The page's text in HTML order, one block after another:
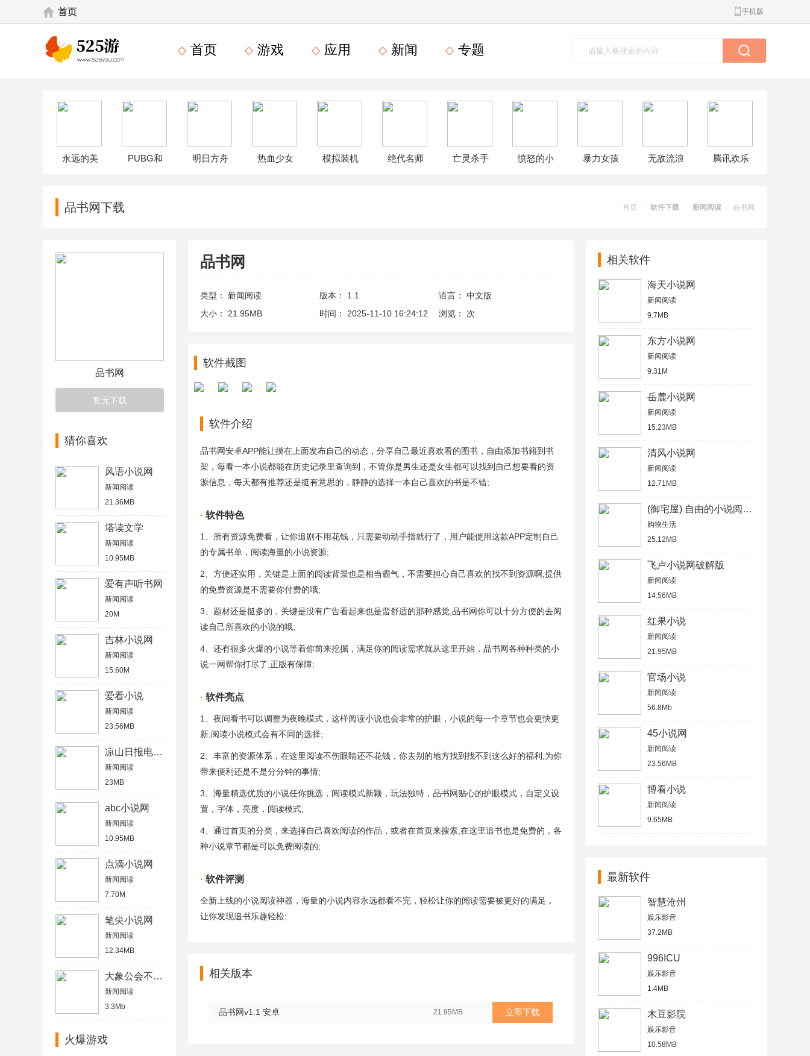
首页 手机版
首页 游戏 应用 新闻 专题
永远的美
解版
PUBG和 明日方舟 热血少女 模拟装机 绝代名师 亡灵杀手 愤怒的小 暴力女孩 无敌流浪 腾讯欢乐
版
首页 > 软件下载 > 新闻阅读 > 品书网
品书网下载
品书网
暂无下载
猜你喜欢
风语小说网
新闻阅读
21.36MB
塔读文学
新闻阅读
10.95MB
爱有声听书网
新闻阅读
20M
吉林小说网
新闻阅读
15.60M
爱看小说
新闻阅读
23.56MB
凉山日报电子版
新闻阅读
23MB
abc小说网
新闻阅读
10.95MB
点滴小说网
新闻阅读
7.70M
笔尖小说网
新闻阅读
12.34MB
大象公会不更新版
新闻阅读
3.3Mb
火爆游戏
品书网
类型： 新闻阅读 版本： 1.1 语言：
中文版
大小：
21.95MB 时间： 2025-11-10 16:24:12 浏览： 次
软件截图
软件介绍
品书网安卓APP能让摸在上面发布自己的动态，分享自己最近喜欢看的图书，自由添加书籍到书
架，每看一本小说都能在历史记录里查询到，不管你是男生还是女生都可以找到自己想要看的资
源信息，每天都有推荐还是挺有意思的，静静的选择一本自己喜欢的书是不错;
软件特色
1、所有资源免费看，让你追剧不用花钱，只需要动动手指就行了，用户能使用这款APP定制自己
的专属书单，阅读海量的小说资源;
2、方便还实用，关键是上面的阅读背景也是相当霸气，不需要担心自己喜欢的找不到资源啊,提供
的免费资源是不需要你付费的哦;
3、题材还是挺多的，关键是没有广告看起来也是蛮舒适的那种感觉,品书网你可以十分方便的去阅
读自己所喜欢的小说的哦;
4、还有很多火爆的小说等着你前来挖掘，满足你的阅读需求就从这里开始，品书网各种种类的小
说一网帮你打尽了,正版有保障;
软件亮点
1、夜间看书可以调整为夜晚模式，这样阅读小说也会非常的护眼，小说的每一个章节也会更快更
新,阅读小说模式会有不同的选择;
2、丰富的资源体系，在这里阅读不伤眼睛还不花钱，你去别的地方找到找不到这么好的福利,为你
带来便利还是不是分分钟的事情;
3、海量精选优质的小说任你挑选，阅读模式新颖，玩法独特，品书网贴心的护眼模式，自定义设
置，字体，亮度，阅读模式;
4、通过首页的分类，来选择自己喜欢阅读的作品，或者在首页来搜索,在这里追书也是免费的，各
种小说章节都是可以免费阅读的;
软件评测
全新上线的小说阅读神器，海量的小说内容永远都看不完，轻松让你的阅读需要被更好的满足，
让你发现追书乐趣轻松;
相关版本
品书网v1.1 安卓 21.95MB 立即下载
相关软件
海天小说网
新闻阅读
9.7MB
东方小说网
新闻阅读
9.31M
岳麓小说网
新闻阅读
15.23MB
清风小说网
新闻阅读
12.71MB
(御宅屋) 自由的小说阅读网
购物生活
25.12MB
飞卢小说网破解版
新闻阅读
14.56MB
红果小说
新闻阅读
21.95MB
官场小说
新闻阅读
56.8Mb
45小说网
新闻阅读
23.56MB
博看小说
新闻阅读
9.65MB
最新软件
智慧沧州
娱乐影音
37.2MB
996ICU
娱乐影音
1.4MB
木豆影院
娱乐影音
10.58MB